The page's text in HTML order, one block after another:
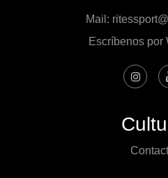
Mail:
Escríbenos por